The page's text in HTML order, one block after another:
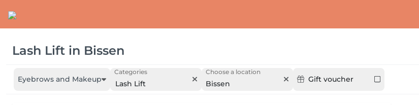
Lash Lift in Bissen
Eyebrows and Makeup
Categories
Lash Lift
Choose a location
Bissen Gift voucher